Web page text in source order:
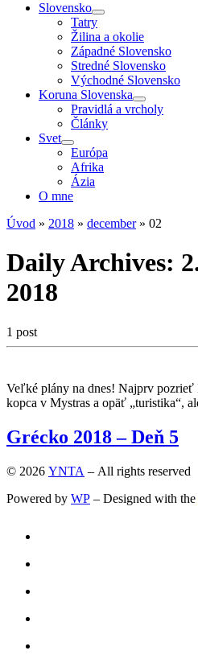
Slovensko
Tatry
Žilina a okolie
Západné Slovensko
Stredné Slovensko
Východné Slovensko
Koruna Slovenska
Pravidlá a vrcholy
Články
Svet
Európa
Afrika
Ázia
O mne
Úvod » 2018 » december » 02
Daily Archives:
2018
1 post
Veľké plány na dnes! Najprv
kopca v Mystras a opäť „turistika“,
Grécko 2018 – Deň 5
© 2026 YNTA – All rights reserved
Powered by WP – Designed with the